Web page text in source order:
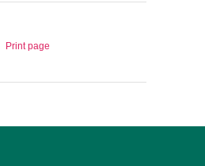
Print page